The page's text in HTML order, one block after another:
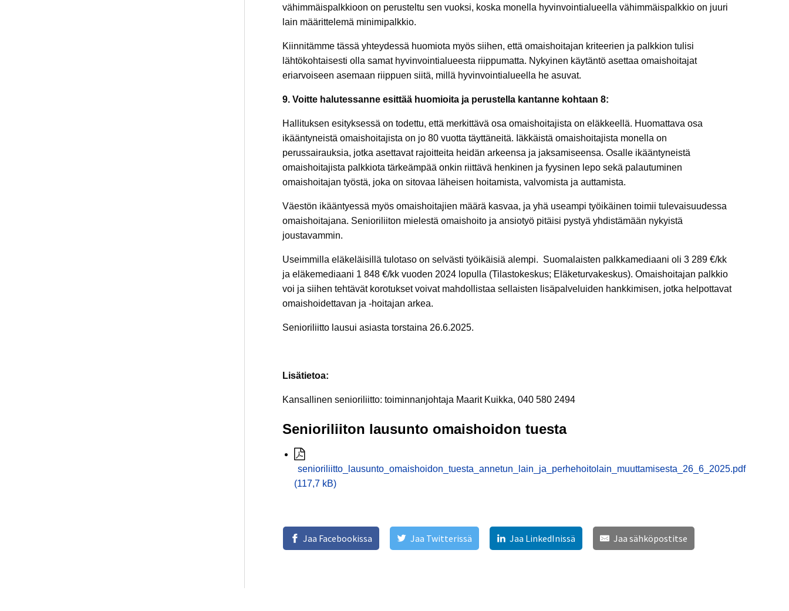
vähimmäispalkkioon on perusteltu sen vuoksi, koska monella hyvinvointialueella vähimmäispalkkio on juuri
lain määrittelemä minimipalkkio.
Kiinnitämme tässä yhteydessä huomiota myös siihen, että omaishoitajan kriteerien ja palkkion tulisi
lähtökohtaisesti olla samat hyvinvointialueesta riippumatta. Nykyinen käytäntö asettaa omaishoitajat
eriarvoiseen asemaan riippuen siitä, millä hyvinvointialueella he asuvat.
9. Voitte halutessanne esittää huomioita ja perustella kantanne kohtaan 8:
Hallituksen esityksessä on todettu, että merkittävä osa omaishoitajista on eläkkeellä. Huomattava osa
ikääntyneistä omaishoitajista on jo 80 vuotta täyttäneitä. Iäkkäistä omaishoitajista monella on
perussairauksia, jotka asettavat rajoitteita heidän arkeensa ja jaksamiseensa. Osalle ikääntyneistä
omaishoitajista palkkiota tärkeämpää onkin riittävä henkinen ja fyysinen lepo sekä palautuminen
omaishoitajan työstä, joka on sitovaa läheisen hoitamista, valvomista ja auttamista.
Väestön ikääntyessä myös omaishoitajien määrä kasvaa, ja yhä useampi työikäinen toimii tulevaisuudessa
omaishoitajana. Senioriliiton mielestä omaishoito ja ansiotyö pitäisi pystyä yhdistämään nykyistä
joustavammin.
Useimmilla eläkeläisillä tulotaso on selvästi työikäisiä alempi. Suomalaisten palkkamediaani oli 3 289 €/kk
ja eläkemediaani 1 848 €/kk vuoden 2024 lopulla (Tilastokeskus; Eläketurvakeskus). Omaishoitajan palkkio
voi ja siihen tehtävät korotukset voivat mahdollistaa sellaisten lisäpalveluiden hankkimisen, jotka helpottavat
omaishoidettavan ja -hoitajan arkea.
Senioriliitto lausui asiasta torstaina 26.6.2025.
Lisätietoa:
Kansallinen senioriliitto: toiminnanjohtaja Maarit Kuikka, 040 580 2494
Senioriliiton lausunto omaishoidon tuesta
senioriliitto_lausunto_omaishoidon_tuesta_annetun_lain_ja_perhehoitolain_muuttamisesta_26_6_2025.pdf
(117,7 kB)
Jaa Facebookissa Jaa Twitterissä Jaa LinkedInissä Jaa sähköpostitse